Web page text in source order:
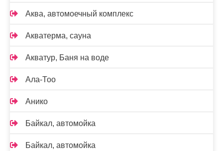
Аква, автомоечный комплекс
Акватерма, сауна
Акватур, Баня на воде
Ала-Тоо
Анико
Байкал, автомойка
Байкал, автомойка